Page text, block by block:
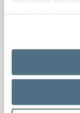
samlat in när du